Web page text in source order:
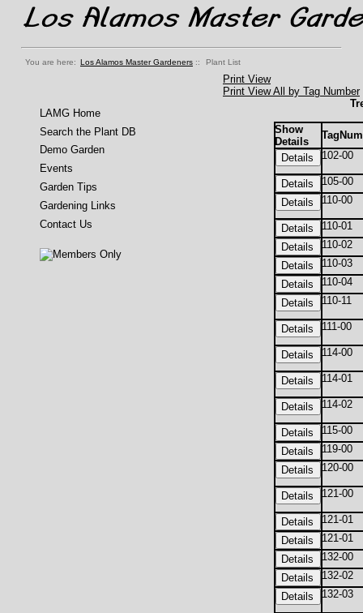
You are here: Los Alamos Master Gardeners :: Plant List
LAMG Home
Search the Plant DB
Demo Garden
Events
Garden Tips
Gardening Links
Contact Us
Print View
Print View All by Tag Number
Show
Details
102-00
105-00
110-00
110-01
110-02
110-03
110-04
110-11
111-00
114-00
114-01
114-02
115-00
119-00
120-00
121-00
121-01
121-01
132-00
132-02
132-03